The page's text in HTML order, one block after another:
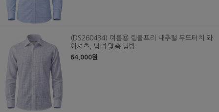
(DS260434) 여름용 링클프리 내추럴 무드터치 와
이셔츠, 남녀 맞춤 남방
64,000원